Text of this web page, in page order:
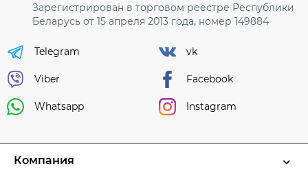
Зарегистрирован в торговом реестре Республики
Беларусь от 15 апреля 2013 года, номер 149884
Telegram
Viber
Whatsapp
vk
Facebook
Instagram
Компания